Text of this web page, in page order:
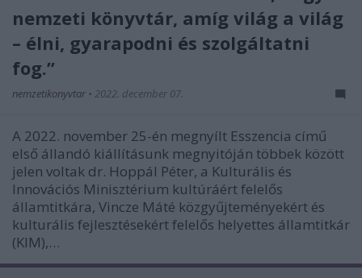
nemzeti könyvtár, amíg világ a világ
– élni, gyarapodni és szolgáltatni
fog.”
nemzetikonyvtar • 2022. december 07.
A 2022. november 25-én megnyílt Esszencia című
első állandó kiállításunk megnyitóján többek között
jelen voltak dr. Hoppál Péter, a Kulturális és
Innovációs Minisztérium kultúráért felelős
államtitkára, Vincze Máté közgyűjteményekért és
kulturális fejlesztésekért felelős helyettes államtitkár
(KIM),…